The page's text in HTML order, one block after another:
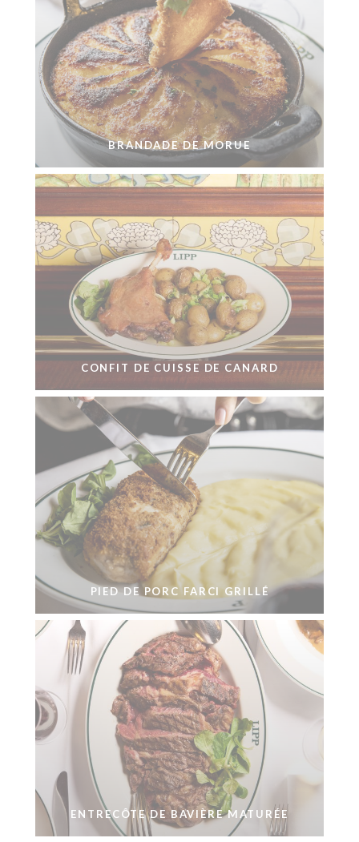
BRANDADE DE MORUE
CONFIT DE CUISSE DE CANARD
PIED DE PORC FARCI GRILLÉ
ENTRECÔTE DE BAVIÈRE MATURÉE